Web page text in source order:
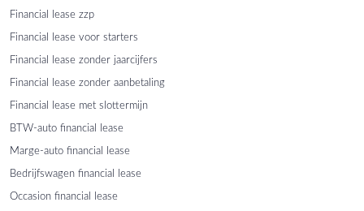
Financial lease zzp
Financial lease voor starters
Financial lease zonder jaarcijfers
Financial lease zonder aanbetaling
Financial lease met slottermijn
BTW-auto financial lease
Marge-auto financial lease
Bedrijfswagen financial lease
Occasion financial lease